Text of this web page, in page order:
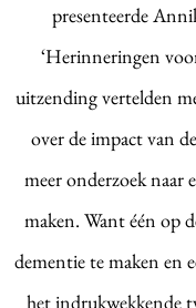
presenteerde
‘Herinneringen
uitzending vertelden
over de impact van
meer onderzoek naar
maken. Want één op
dementie te maken en
het indrukwekkende